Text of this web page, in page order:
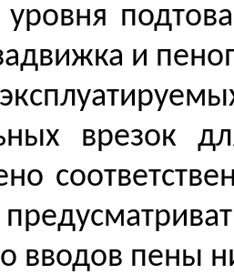
и
врезок
вводов пены